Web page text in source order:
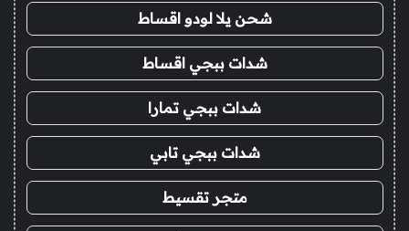
شحن يلا لودو اقساط
شدات ببجي اقساط
شدات ببجي تمارا
شدات ببجي تابي
متجر تقسيط